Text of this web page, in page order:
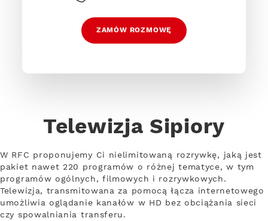
ZAMÓW ROZMOWĘ
Telewizja Sipiory
W RFC proponujemy Ci nielimitowaną rozrywkę, jaką jest
pakiet nawet 220 programów o różnej tematyce, w tym
programów ogólnych, filmowych i rozrywkowych.
Telewizja, transmitowana za pomocą łącza internetowego
umożliwia oglądanie kanałów w HD bez obciążania sieci
czy spowalniania transferu.